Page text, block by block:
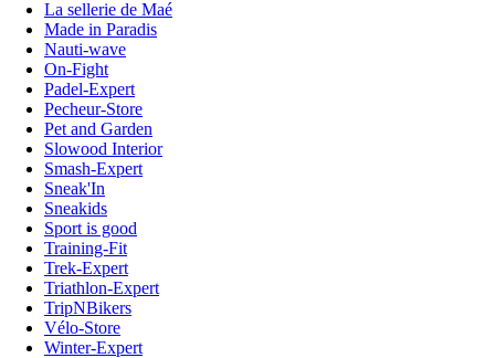
La sellerie de Maé
Made in Paradis
Nauti-wave
On-Fight
Padel-Expert
Pecheur-Store
Pet and Garden
Slowood Interior
Smash-Expert
Sneak'In
Sneakids
Sport is good
Training-Fit
Trek-Expert
Triathlon-Expert
TripNBikers
Vélo-Store
Winter-Expert